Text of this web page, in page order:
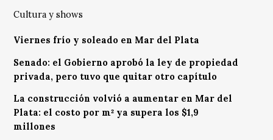
Cultura y shows
Viernes frío y soleado en Mar del Plata
Senado: el Gobierno aprobó la ley de propiedad
privada, pero tuvo que quitar otro capítulo
La construcción volvió a aumentar en Mar del
Plata: el costo por m² ya supera los $1,9
millones